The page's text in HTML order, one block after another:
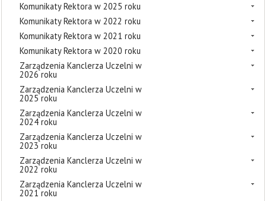
Komunikaty Rektora w 2025 roku
Komunikaty Rektora w 2022 roku
Komunikaty Rektora w 2021 roku
Komunikaty Rektora w 2020 roku
Zarządzenia Kanclerza Uczelni w
2026 roku
Zarządzenia Kanclerza Uczelni w
2025 roku
Zarządzenia Kanclerza Uczelni w
2024 roku
Zarządzenia Kanclerza Uczelni w
2023 roku
Zarządzenia Kanclerza Uczelni w
2022 roku
Zarządzenia Kanclerza Uczelni w
2021 roku